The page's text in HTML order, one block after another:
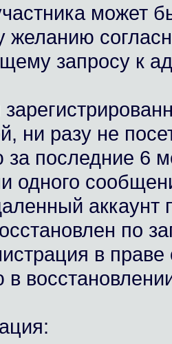
может
желанию
запросу к
ни разу не
последние 6
одного
аккаунт
по
в праве
в